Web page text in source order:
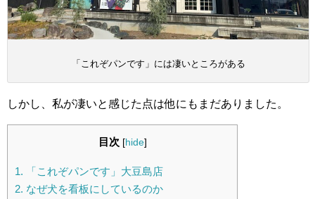
「これぞパンです」には凄いところがある
しかし、私が凄いと感じた点は他にもまだありました。
目次 [hide]
1. 「これぞパンです」大豆島店
2. なぜ犬を看板にしているのか